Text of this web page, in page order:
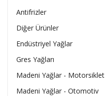
Antifrizler
Diğer Ürünler
Endüstriyel Yağlar
Gres Yağları
Madeni Yağlar - Motorsiklet
Madeni Yağlar - Otomotiv